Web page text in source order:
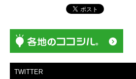
TWITTER